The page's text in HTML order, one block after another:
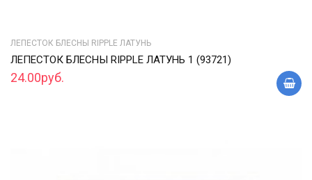
ЛЕПЕСТОК БЛЕСНЫ RIPPLE ЛАТУНЬ
ЛЕПЕСТОК БЛЕСНЫ RIPPLE ЛАТУНЬ 1 (93721)
24.00руб.